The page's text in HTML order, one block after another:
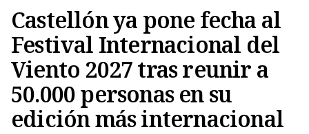
Castellón ya pone fecha al
Festival Internacional del
Viento 2027 tras reunir a
50.000 personas en su
edición más internacional